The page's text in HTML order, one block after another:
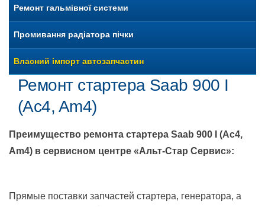
Ремонт гальмівної системи
Промивання радіатора пічки
Власний імпорт автозапчастин
Ремонт стартера Saab 900 I
(Ac4, Am4)
Преимущество ремонта стартера Saab 900 I (Ac4,
Am4) в сервисном центре «Альт-Стар Сервис»:
Прямые поставки запчастей стартера, генератора, а